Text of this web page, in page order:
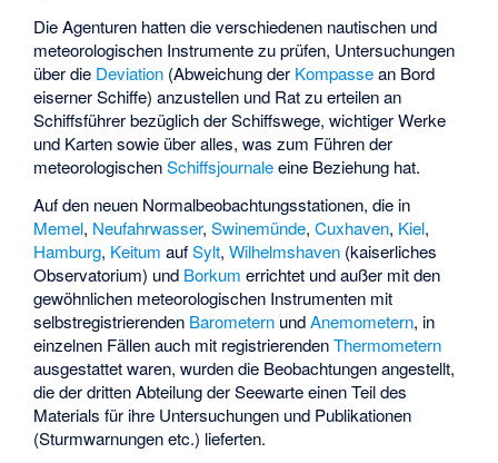
Die Agenturen hatten die verschiedenen nautischen und
meteorologischen Instrumente zu prüfen, Untersuchungen
über die Deviation (Abweichung der Kompassean Bord
eiserner Schiffe) anzustellen und Rat zu erteilen an
Schiffsführer bezüglich der Schiffswege, wichtiger Werke
und Karten sowie über alles, was zum Führen der
meteorologischenSchiffsjournaleeine Beziehung hat.
Auf den neuen Normalbeobachtungsstationen, die in
Memel, Neufahrwasser,Swinemünde,Cuxhaven, Kiel,
Hamburg, Keitum aufSylt,Wilhelmshaven (kaiserliches
Observatorium) und Borkum errichtet und außer mit den
gewöhnlichen meteorologischen Instrumenten mit
selbstregistrierenden Barometern undAnemometern, in
einzelnen Fällen auch mit registrierendenThermometern
ausgestattet waren, wurden die Beobachtungen angestellt,
die der dritten Abteilung der Seewarte einen Teil des
Materials für ihre Untersuchungen und Publikationen
(Sturmwarnungen etc.) lieferten.